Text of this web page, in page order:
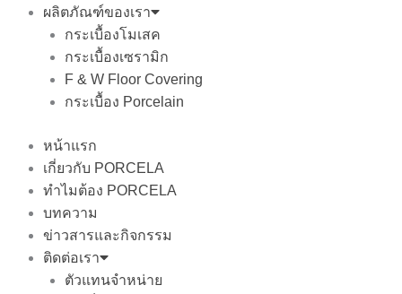
ผลิตภัณฑ์ของเรา
กระเบื้องโมเสค
กระเบื้องเซรามิก
F & W Floor Covering
กระเบื้อง Porcelain
หน้าแรก
เกี่ยวกับ PORCELA
ทำไมต้อง PORCELA
บทความ
ข่าวสารและกิจกรรม
ติดต่อเรา
ตัวแทนจำหน่าย